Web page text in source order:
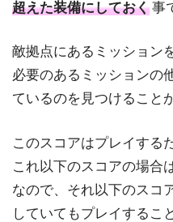
超えた装備にしておく事
敵拠点にあるミッション
必要のあるミッションの
ているのを見つけること
このスコアはプレイする
これ以下のスコアの場合
なので、それ以下のスコ
していてもプレイするこ